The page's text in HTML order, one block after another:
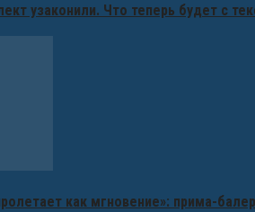
узаконили. Что теперь будет с
как мгновение»: прима-